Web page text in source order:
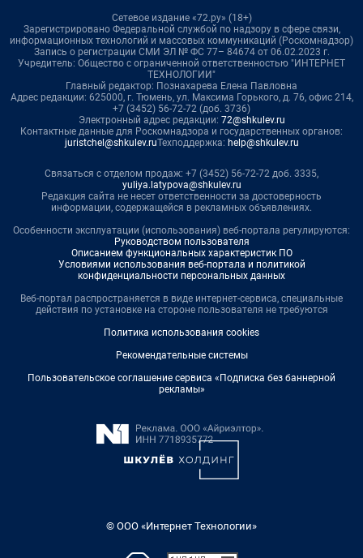
Сетевое издание «72.ру» (18+)
Зарегистрировано Федеральной службой по надзору в сфере связи,
информационных технологий и массовых коммуникаций (Роскомнадзор)
Запись о регистрации СМИ ЭЛ № ФС 77– 84674 от 06.02.2023 г.
Учредитель: Общество с ограниченной ответственностью "ИНТЕРНЕТ
ТЕХНОЛОГИИ"
Главный редактор: Познахарева Елена Павловна
Адрес редакции: 625000, г. Тюмень, ул. Максима Горького, д. 76, офис 214,
+7 (3452) 56-72-72 (доб. 3736)
Электронный адрес редакции: 72@shkulev.ru
Контактные данные для Роскомнадзора и государственных органов:
juristchel@shkulev.ruТехподдержка: help@shkulev.ru
Связаться с отделом продаж: +7 (3452) 56-72-72 доб. 3335,
yuliya.latypova@shkulev.ru
Редакция сайта не несет ответственности за достоверность
информации, содержащейся в рекламных объявлениях.
Особенности эксплуатации (использования) веб-портала регулируются:
Руководством пользователя
Описанием функциональных характеристик ПО
Условиями использования веб-портала и политикой
конфиденциальности персональных данных
Веб-портал распространяется в виде интернет-сервиса, специальные
действия по установке на стороне пользователя не требуются
Политика использования cookies
Рекомендательные системы
Пользовательское соглашение сервиса «Подписка без баннерной
рекламы»
© ООО «Интернет Технологии»